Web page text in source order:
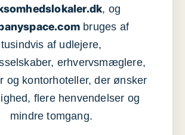
, og
bruges af
tusindvis af udlejere,
erhvervsmæglere,
og kontorhoteller, der ønsker
flere henvendelser og
mindre tomgang.